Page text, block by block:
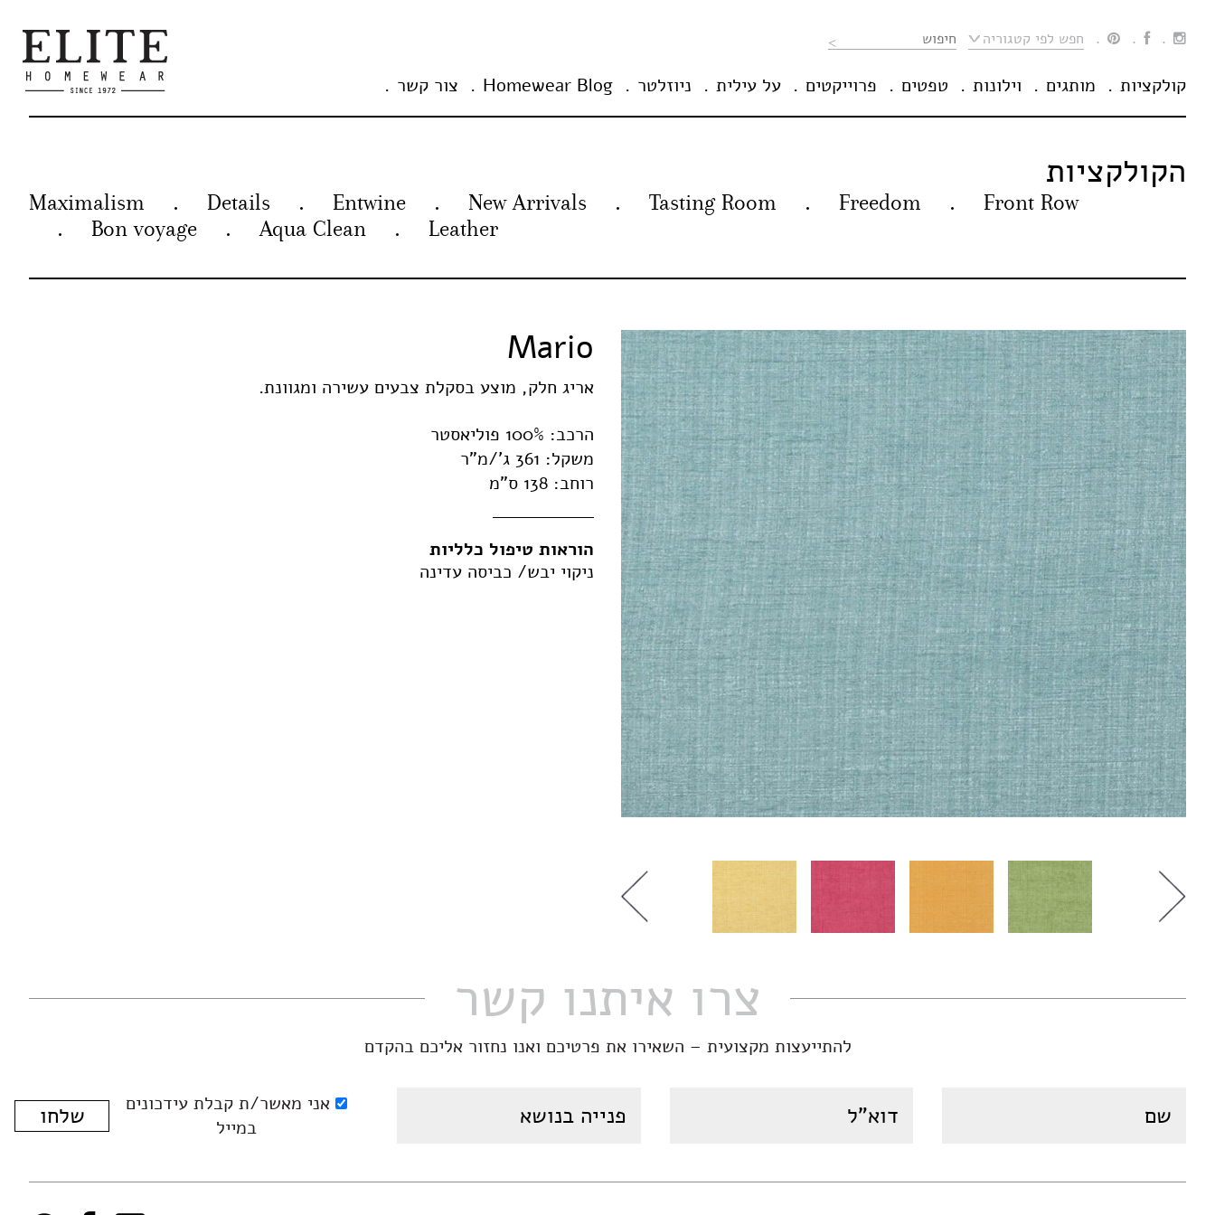
content
חפש לפי קטגוריה
קולקציות מותגים וילונות טפטים פרוייקטים על עילית ניוזלטר Homewear Blog צור קשר
הקולקציות
Maximalism Details Entwine New Arrivals Tasting Room Freedom
Front Row
Bon voyage
Aqua Clean Leather
Mario
אריג חלק, מוצע בסקלת צבעים עשירה ומגוונת.
הרכב: 100% פוליאסטר
משקל: 361 ג'/מ"ר
רוחב: 138 ס"מ
הוראות טיפול כלליות
ניקוי יבש/ כביסה עדינה
צרו איתנו קשר
להתייעצות מקצועית – השאירו את פרטיכם ואנו נחזור אליכם בהקדם
אני מאשר/ת קבלת עידכונים
במייל